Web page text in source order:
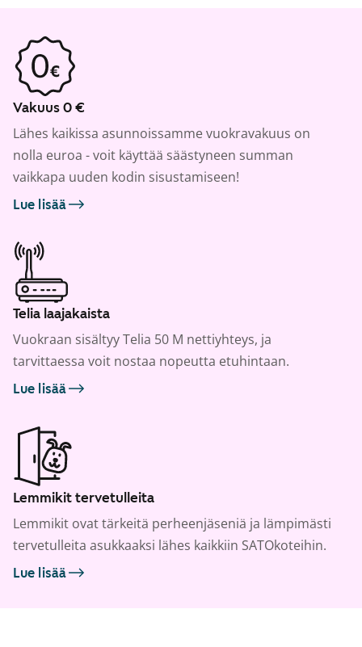
Vakuus 0 €
Lähes kaikissa asunnoissamme vuokravakuus on
nolla euroa - voit käyttää säästyneen summan
vaikkapa uuden kodin sisustamiseen!
Lue lisää
Telia laajakaista
Vuokraan sisältyy Telia 50 M nettiyhteys, ja
tarvittaessa voit nostaa nopeutta etuhintaan.
Lue lisää
Lemmikit tervetulleita
Lemmikit ovat tärkeitä perheenjäseniä ja lämpimästi
tervetulleita asukkaaksi lähes kaikkiin SATOkoteihin.
Lue lisää